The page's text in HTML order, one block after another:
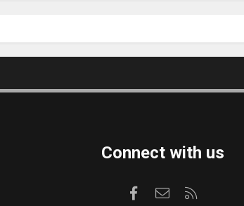
Connect with us
FacebookKontaktirajte nas